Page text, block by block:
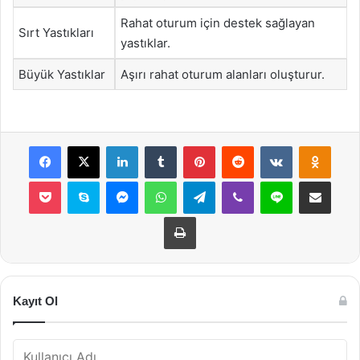
Sırt Yastıkları
Rahat oturum için destek sağlayan
yastıklar.
Büyük Yastıklar Aşırı rahat oturum alanları oluşturur.
Facebook
X LinkedInTumblr PinterestReddit VKontakte
Pocket Skype MessengerWhatsAppTelegramViber Line E-Posta ile
Yazdır
Kayıt Ol